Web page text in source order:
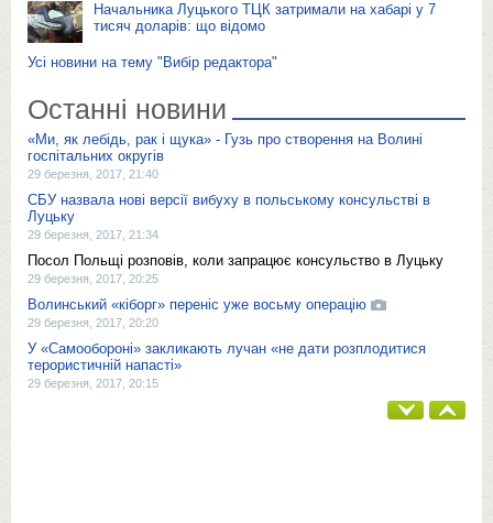
Начальника Луцького ТЦК затримали на хабарі у 7
тисяч доларів: що відомо
Усі новини на тему "Вибір редактора"
Останні новини
«Ми, як лебідь, рак і щука» - Гузь про створення на Волині
госпітальних округів
29 березня, 2017, 21:40
СБУ назвала нові версії вибуху в польському консульстві в
Луцьку
29 березня, 2017, 21:34
Посол Польщі розповів, коли запрацює консульство в Луцьку
29 березня, 2017, 20:25
Волинський «кіборг» переніс уже восьму операцію
29 березня, 2017, 20:20
У «Самообороні» закликають лучан «не дати розплодитися
терористичній напасті»
29 березня, 2017, 20:15